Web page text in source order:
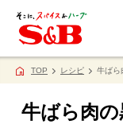
TOP レシピ 牛ばら
牛ばら肉